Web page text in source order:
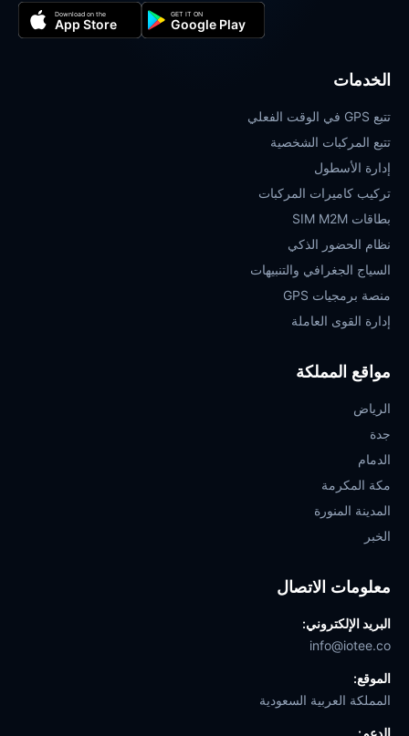
Download on the
App Store
GET IT ON
Google Play
الخدمات
تتبع GPS في الوقت الفعلي
تتبع المركبات الشخصية
إدارة الأسطول
تركيب كاميرات المركبات
بطاقات SIM M2M
نظام الحضور الذكي
السياج الجغرافي والتنبيهات
منصة برمجيات GPS
إدارة القوى العاملة
مواقع المملكة
الرياض
جدة
الدمام
مكة المكرمة
المدينة المنورة
الخبر
معلومات الاتصال
البريد الإلكتروني:
info@iotee.co
الموقع:
المملكة العربية السعودية
الدعم: